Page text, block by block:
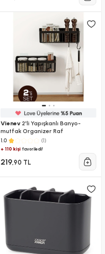
Vienev2'li Yapışkanlı Banyo-
mutfak Organizer Raf
1.0 (1)
+ 110 kişifavoriledi!
219,90 TL